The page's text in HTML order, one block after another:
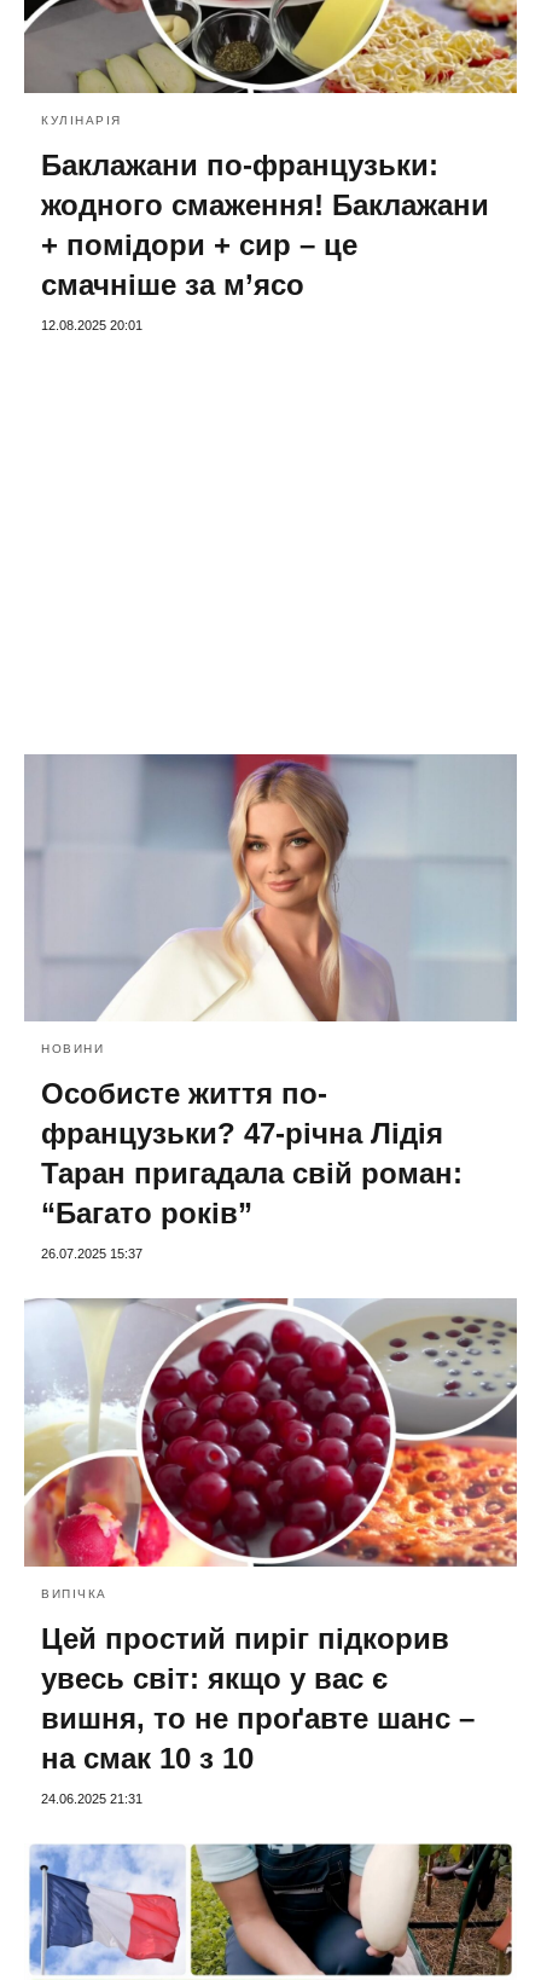
КУЛІНАРІЯ
Баклажани по-французьки:
жодного смаження! Баклажани
+ помідори + сир – це
смачніше за м’ясо
12.08.2025 20:01
НОВИНИ
Особисте життя по-
французьки? 47-річна Лідія
Таран пригадала свій роман:
“Багато років”
26.07.2025 15:37
ВИПІЧКА
Цей простий пиріг підкорив
увесь світ: якщо у вас є
вишня, то не проґавте шанс –
на смак 10 з 10
24.06.2025 21:31